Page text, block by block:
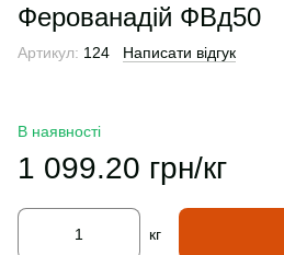
Ферованадій ФВд50
Артикул: 124 Написати відгук
В наявності
1 099.20 грн/кг
кг